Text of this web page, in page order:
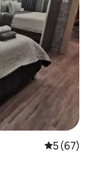
Средна
5 (67)